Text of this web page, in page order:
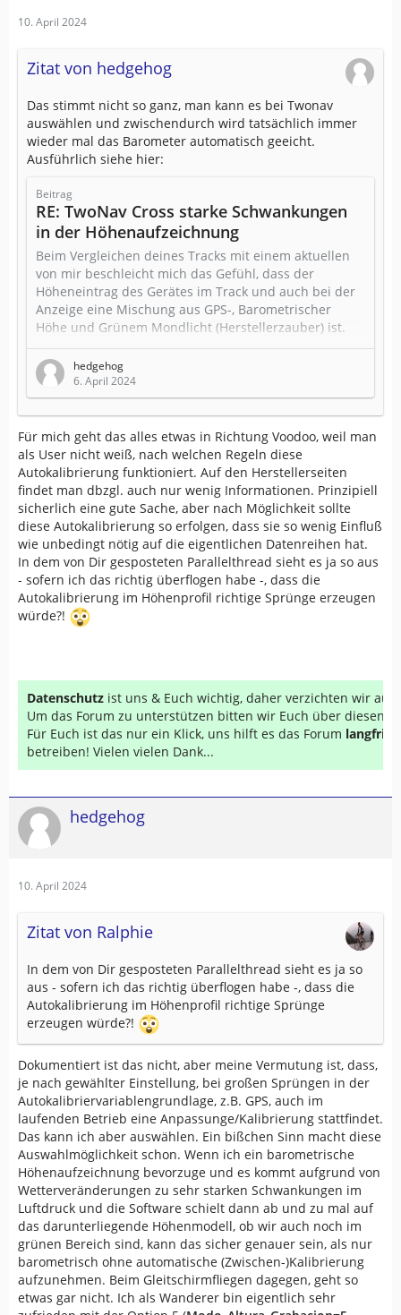
10. April 2024
Zitat von hedgehog
Das stimmt nicht so ganz, man kann es bei Twonav
auswählen und zwischendurch wird tatsächlich immer
wieder mal das Barometer automatisch geeicht.
Ausführlich siehe hier:
Beitrag
RE: TwoNav Cross starke Schwankungen
in der Höhenaufzeichnung
Beim Vergleichen deines Tracks mit einem aktuellen
von mir beschleicht mich das Gefühl, dass der
Höheneintrag des Gerätes im Track und auch bei der
Anzeige eine Mischung aus GPS-, Barometrischer
Höhe und Grünem Mondlicht (Herstellerzauber) ist.
Vermutlich machen das alle Hersteller so, Compe gibt
uns aber die gut versteckte Möglichkeit, die
Grundlagen der Berechnung (Luftdruck, GPS Höhe,
Barometrische Höhe, Höhe über dem Meeresboden)
auch mit abzuspeichern (s.u.).
Zur Definition: Die (berechnete)…
hedgehog
6. April 2024
Für mich geht das alles etwas in Richtung Voodoo, weil man
als User nicht weiß, nach welchen Regeln diese
Autokalibrierung funktioniert. Auf den Herstellerseiten
findet man dbzgl. auch nur wenig Informationen. Prinzipiell
sicherlich eine gute Sache, aber nach Möglichkeit sollte
diese Autokalibrierung so erfolgen, dass sie so wenig Einfluß
wie unbedingt nötig auf die eigentlichen Datenreihen hat.
In dem von Dir gesposteten Parallelthread sieht es ja so aus
- sofern ich das richtig überflogen habe -, dass die
Autokalibrierung im Höhenprofil richtige Sprünge erzeugen
würde?!
Datenschutz ist uns & Euch wichtig, daher verzichten wir auf
Um das Forum zu unterstützen bitten wir Euch über diesen
Für Euch ist das nur ein Klick, uns hilft es das Forum
betreiben! Vielen vielen Dank...
hedgehog
10. April 2024
Zitat von Ralphie
In dem von Dir gesposteten Parallelthread sieht es ja so
aus - sofern ich das richtig überflogen habe -, dass die
Autokalibrierung im Höhenprofil richtige Sprünge
erzeugen würde?!
Dokumentiert ist das nicht, aber meine Vermutung ist, dass,
je nach gewählter Einstellung, bei großen Sprüngen in der
Autokalibriervariablengrundlage, z.B. GPS, auch im
laufenden Betrieb eine Anpassunge/Kalibrierung stattfindet.
Das kann ich aber auswählen. Ein bißchen Sinn macht diese
Auswahlmöglichkeit schon. Wenn ich ein barometrische
Höhenaufzeichnung bevorzuge und es kommt aufgrund von
Wetterveränderungen zu sehr starken Schwankungen im
Luftdruck und die Software schielt dann ab und zu mal auf
das darunterliegende Höhenmodell, ob wir auch noch im
grünen Bereich sind, kann das sicher genauer sein, als nur
barometrisch ohne automatische (Zwischen-)Kalibrierung
aufzunehmen. Beim Gleitschirmfliegen dagegen, geht so
etwas gar nicht. Ich als Wanderer bin eigentlich sehr